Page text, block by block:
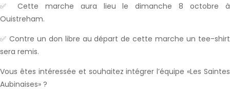
✅ Cette marche aura lieu le dimanche 8 octobre à
Ouistreham.
✅ Contre un don libre au départ de cette marche un tee-shirt
sera remis.
Vous êtes intéressée et souhaitez intégrer l’équipe «Les Saintes
Aubinaises» ?